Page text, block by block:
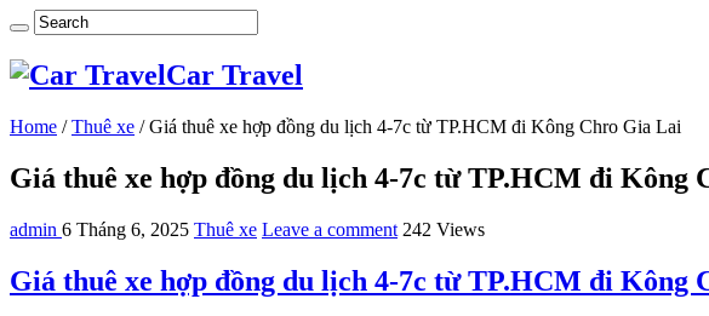
Car Travel
Home / Thuê xe / Giá thuê xe hợp đồng du lịch 4-7c từ TP.HCM đi Kông Chro Gia Lai
Giá thuê xe hợp đồng du lịch 4-7c từ TP.HCM đi Kông
admin 6 Tháng 6, 2025 Thuê xe Leave a comment 242 Views
Giá thuê xe hợp đồng du lịch 4-7c từ TP.HCM đi Kông